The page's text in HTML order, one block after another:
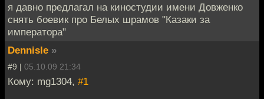
я давно предлагал на киностудии имени Довженко
снять боевик про Белых шрамов "Казаки за
императора"
Dennisle »
#9 | 05.10.09 21:34
Кому: mg1304, #1